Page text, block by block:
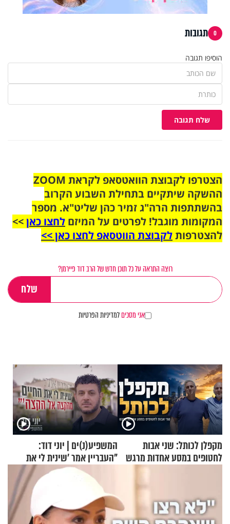
0 תגובות
הוסיפו תגובה
שלח תגובה
הצטרפו לקבוצת הוואטסאפ לקראת ZOOM
ההשקה שיתקיים בתחילת השבוע הקרוב
בהשתתפות הרה"ג זמיר כהן שליט"א. מספר
המקומות מוגבל! לפרטים על המיזם לחצו כאן>>
להצטרפותלקבוצת הווטסאפ לחצו כאן >>
רוצה התראה על כל תוכן חדש של הרב דוד פיירמן?
אני מסכיםלמדיניות הפרטיות
מקפלן לכותל: שני אבות
לחטופים במסע אחדות מרגש
המשפיע(נ)ים | יוני דוד:
"העבריין אמר 'שינית לי את
החיים מהקצה אל הקצה'"